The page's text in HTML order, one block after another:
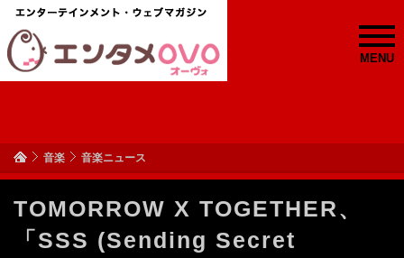
MENU
音楽 音楽ニュース
TOMORROW X TOGETHER、
「SSS (Sending Secret